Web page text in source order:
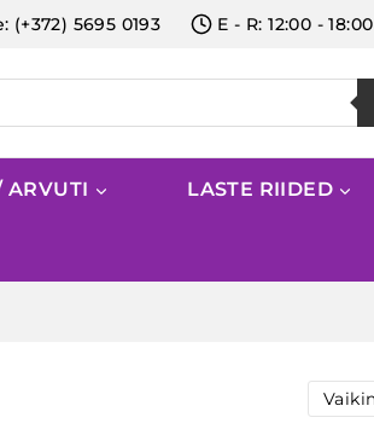
5695 0193 E - R: 12:00 - 18:00
ARVUTI LASTE RIIDED